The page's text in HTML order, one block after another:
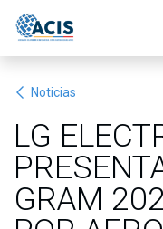
Noticias
LG
GRAM